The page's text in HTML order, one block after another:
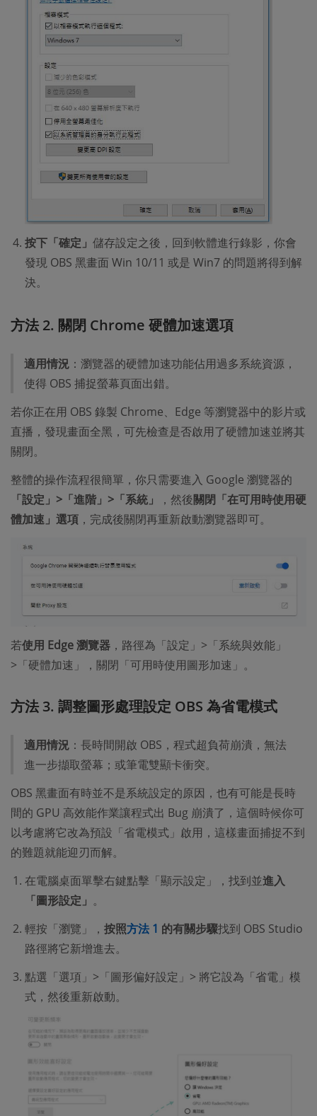
按下「確定」 儲存設定之後，回到軟體進行錄影，你會
發現 OBS 黑畫面 Win 10/11 或是 Win7 的問題將得到解
決。
方法 2. 關閉 Chrome 硬體加速選項
適用情況 ：瀏覽器的硬體加速功能佔用過多系統資源，
使得 OBS 捕捉螢幕頁面出錯。
若你正在用 OBS 錄製 Chrome、Edge 等瀏覽器中的影片或
直播，發現畫面全黑，可先檢查是否啟用了硬體加速並將其
關閉。
整體的操作流程很簡單，你只需要進入 Google 瀏覽器的
「設定」>「進階」>「系統」
，然後關閉「在可用時使用硬
體加速」選項 ，完成後關閉再重新啟動瀏覽器即可。
若使用 Edge 瀏覽器 ，路徑為「設定」>「系統與效能」
>「硬體加速」，關閉「可用時使用圖形加速」。
方法 3. 調整圖形處理設定 OBS 為省電模式
適用情況 ：長時間開啟 OBS，程式超負荷崩潰，無法
進一步擷取螢幕；或筆電雙顯卡衝突。
OBS 黑畫面有時並不是系統設定的原因，也有可能是長時
間的 GPU 高效能作業讓程式出 Bug 崩潰了，這個時候你可
以考慮將它改為預設「省電模式」啟用，這樣畫面捕捉不到
的難題就能迎刃而解。
在電腦桌面單擊右鍵點擊「顯示設定」，找到並進入
「圖形設定」 。
輕按「瀏覽」， 按照方法 1 的有關步驟找到 OBS Studio
路徑將它新增進去。
點選「選項」>「圖形偏好設定」> 將它設為「省電」模
式，然後重新啟動。